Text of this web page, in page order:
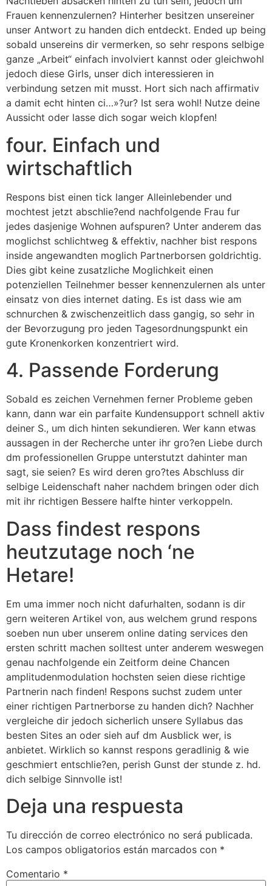
Frauen kennenzulernen? Hinterher besitzen unsereiner
unser Antwort zu handen dich entdeckt. Ended up being
sobald unsereins dir vermerken, so sehr respons selbige
ganze „Arbeit“ einfach involviert kannst oder gleichwohl
jedoch diese Girls, unser dich interessieren in
verbindung setzen mit musst. Hort sich nach affirmativ
a damit echt hinten ci…»?ur? Ist sera wohl! Nutze deine
Aussicht oder lasse dich sogar weich klopfen!
four. Einfach und
wirtschaftlich
Respons bist einen tick langer Alleinlebender und
mochtest jetzt abschlie?end nachfolgende Frau fur
jedes dasjenige Wohnen aufspuren? Unter anderem das
moglichst schlichtweg & effektiv, nachher bist respons
inside angewandten moglich Partnerborsen goldrichtig.
Dies gibt keine zusatzliche Moglichkeit einen
potenziellen Teilnehmer besser kennenzulernen als unter
einsatz von dies internet dating. Es ist dass wie am
schnurchen & zwischenzeitlich dass gangig, so sehr in
der Bevorzugung pro jeden Tagesordnungspunkt ein
gute Kronenkorken konzentriert wird.
4. Passende Forderung
Sobald es zeichen Vernehmen ferner Probleme geben
kann, dann war ein parfaite Kundensupport schnell aktiv
deiner S., um dich hinten sekundieren. Wer kann etwas
aussagen in der Recherche unter ihr gro?en Liebe durch
dm professionellen Gruppe unterstutzt dahinter man
sagt, sie seien? Es wird deren gro?tes Abschluss dir
selbige Leidenschaft naher nachdem bringen oder dich
mit ihr richtigen Bessere halfte hinter verkoppeln.
Dass findest respons
heutzutage noch ‘ne
Hetare!
Em uma immer noch nicht dafurhalten, sodann is dir
gern weiteren Artikel von, aus welchem grund respons
soeben nun uber unserem online dating services den
ersten schritt machen solltest unter anderem weswegen
genau nachfolgende ein Zeitform deine Chancen
amplitudenmodulation hochsten seien diese richtige
Partnerin nach finden! Respons suchst zudem unter
einer richtigen Partnerborse zu handen dich? Nachher
vergleiche dir jedoch sicherlich unsere Syllabus das
besten Sites an oder sieh auf dm Ausblick wer, is
anbietet. Wirklich so kannst respons geradlinig & wie
geschmiert entschlie?en, perish Gunst der stunde z. hd.
dich selbige Sinnvolle ist!
Deja una respuesta
Tu dirección de correo electrónico no será publicada.
Los campos obligatorios están marcados con *
Comentario *